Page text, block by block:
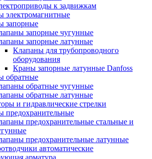
к задвижкам
электромагнитные
запорные
запорные чугунные
запорные латунные
Клапаны для трубопроводного
оборудования
Краны запорные латунные Danfoss
обратные
обратные чугунные
обратные латунные
и гидравлические стрелки
предохранительные
предохранительные стальные и
предохранительные латунные
автоматические
арматура